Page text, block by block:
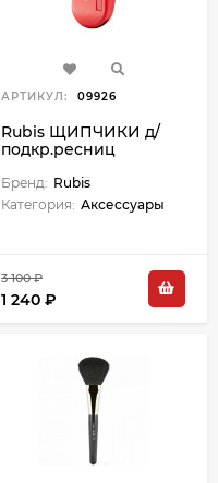
АРТИКУЛ: 09926
Rubis ЩИПЧИКИ д/
подкр.ресниц
Бренд: Rubis
Категория: Аксессуары
3 100 ₽
1 240 ₽